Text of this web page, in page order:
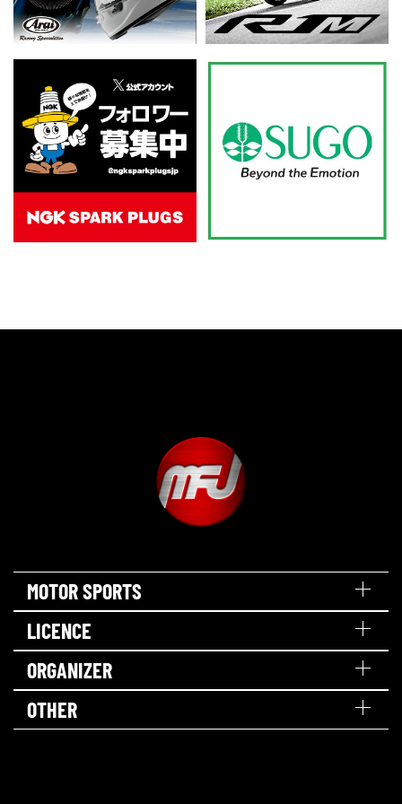
MOTOR SPORTS
LICENCE
ORGANIZER
OTHER